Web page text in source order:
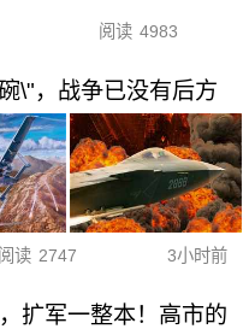
阅读 4983
\"，战争已没有后方
阅读 2747 3小时前
扩军一整本！高市的